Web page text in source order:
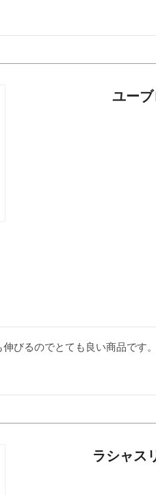
ユー
びるのでとても良い商品です。
ラシャス